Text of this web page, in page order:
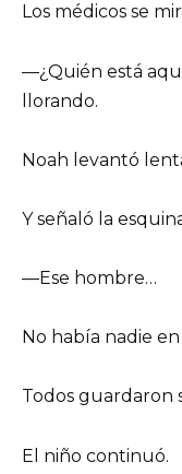
Los médicos se
—¿Quién está
llorando.
Noah levantó
Y señaló la
—Ese hombre…
No había nadie
Todos guardaron
El niño continuó.